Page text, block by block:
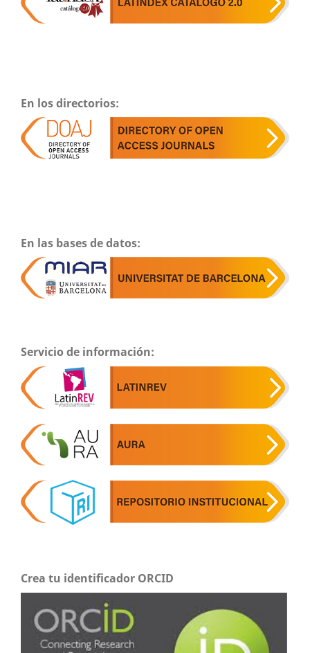
En los directorios:
En las bases de datos:
Servicio de información:
Crea tu identificador ORCID